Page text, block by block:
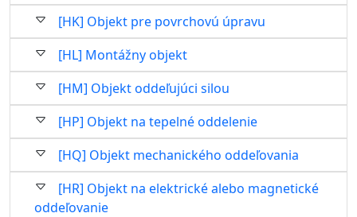
[HK] Objekt pre povrchovú úpravu
[HL] Montážny objekt
[HM] Objekt oddeľujúci silou
[HP] Objekt na tepelné oddelenie
[HQ] Objekt mechanického oddeľovania
[HR] Objekt na elektrické alebo magnetické
oddeľovanie